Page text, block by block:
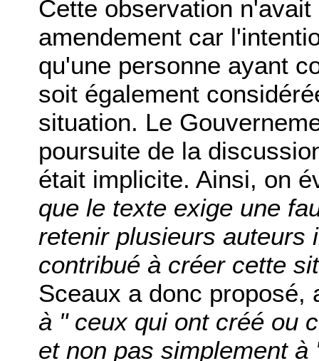
Cette observation
amendement car
qu'une personne ayant
soit également
situation. Le
poursuite de la
était implicite. Ainsi, on
que le texte exige une
retenir plusieurs auteurs
contribué à créer cette
Sceaux a donc proposé,
à " ceux qui ont créé ou
et non pas simplement